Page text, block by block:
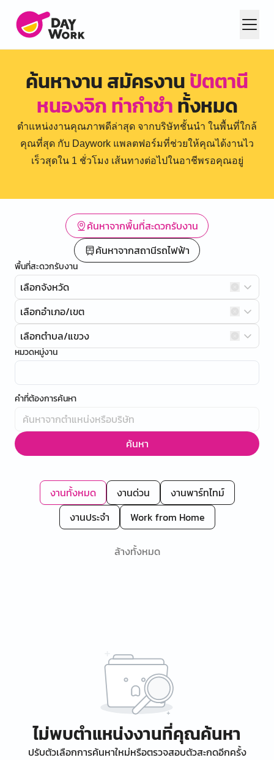
ค้นหางาน สมัครงานปัตตานี
หนองจิก ท่ากำชำทั้งหมด
ตำแหน่งงานคุณภาพดีล่าสุด จากบริษัทชั้นนำ ในพื้นที่ใกล้
คุณที่สุด กับ Daywork แพลตฟอร์มที่ช่วยให้คุณได้งานไว
เร็วสุดใน 1 ชั่วโมง เส้นทางต่อไปในอาชีพรอคุณอยู่
ค้นหาจากพื้นที่สะดวกรับงาน
ค้นหาจากสถานีรถไฟฟ้า
พื้นที่สะดวกรับงาน
เลือกจังหวัด
เลือกอำเภอ/เขต
เลือกตำบล/แขวง
หมวดหมู่งาน
คำที่ต้องการค้นหา
ค้นหา
งานทั้งหมด งานด่วน
งานพาร์ทไทม์
งานประจำ
Work from Home
ล้างทั้งหมด
ไม่พบตำแหน่งงานที่คุณค้นหา
ปรับตัวเลือกการค้นหาใหม่หรือตรวจสอบตัวสะกดอีกครั้ง